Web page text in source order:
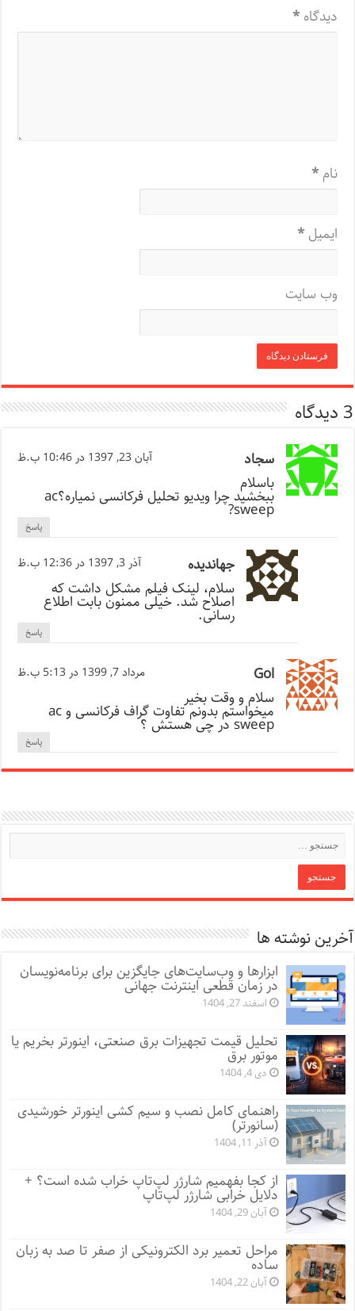
دیدگاه*
نام*
ایمیل*
وب‌ سایت
3 دیدگاه
سجاد آبان 23, 1397 در 10:46 ب.ظ
باسلام
ببخشید چرا ویدیو تحلیل فرکانسی نمیاره؟ac
sweep?
پاسخ
جهاندیده آذر 3, 1397 در 12:36 ب.ظ
سلام، لینک فیلم مشکل داشت که
اصلاح شد. خیلی ممنون بابت اطلاع
رسانی.
پاسخ
Gol مرداد 7, 1399 در 5:13 ب.ظ
سلام و وقت بخیر
میخواستم بدونم تفاوت گراف فرکانسی و ac
sweep در چی هستش ؟
پاسخ
آخرین نوشته ها
ابزارها و وب‌سایت‌های جایگزین برای برنامه‌نویسان
در زمان قطعی اینترنت جهانی
اسفند 27, 1404
تحلیل قیمت تجهیزات برق صنعتی، اینورتر بخریم یا
موتور برق
دی 4, 1404
راهنمای کامل نصب و سیم کشی اینورتر خورشیدی
(سانورتر)
آذر 11, 1404
از کجا بفهمیم شارژر لپ‌تاپ خراب شده است؟ +
دلایل خرابی شارژر لپ‌تاپ
آبان 29, 1404
مراحل تعمیر برد الکترونیکی از صفر تا صد به زبان
ساده
آبان 22, 1404